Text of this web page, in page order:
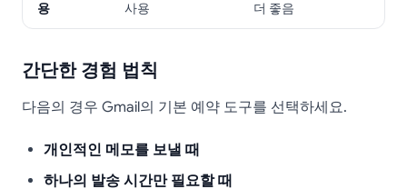
용
사용
더 좋음
간단한 경험 법칙
다음의 경우 Gmail의 기본 예약 도구를 선택하세요.
개인적인 메모를 보낼 때
하나의 발송 시간만 필요할 때